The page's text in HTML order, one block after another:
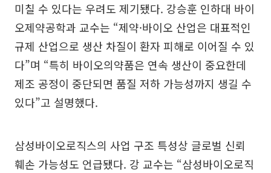
미칠 수 있다는 우려도 제기됐다. 강승훈 인하대 바이
오제약공학과 교수는 “제약·바이오 산업은 대표적인
규제 산업으로 생산 차질이 환자 피해로 이어질 수 있
다”며 “특히 바이오의약품은 연속 생산이 중요한데
제조 공정이 중단되면 품질 저하 가능성까지 생길 수
있다”고 설명했다.
삼성바이오로직스의 사업 구조 특성상 글로벌 신뢰
훼손 가능성도 언급됐다. 강 교수는 “삼성바이오로직